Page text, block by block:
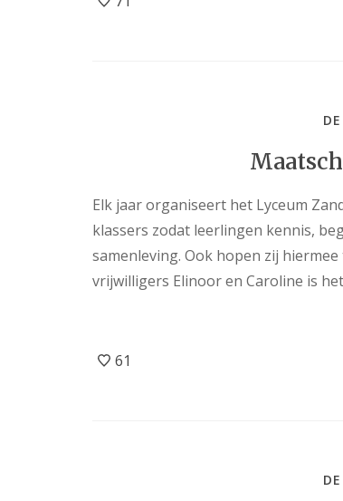
Elk jaar organiseert het Lyceum
klassers zodat leerlingen kennis,
samenleving. Ook hopen zij
vrijwilligers Elinoor en Caroline is
61